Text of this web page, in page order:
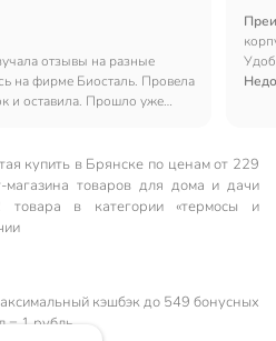
отзывы на разные
на фирме Биосталь. Провела
и оставила. Прошло уже
купить в Брянске по ценам от 229
магазина товаров для дома и дачи
товара в категории «термосы и
кэшбэк до 549 бонусных
= 1 рубль.